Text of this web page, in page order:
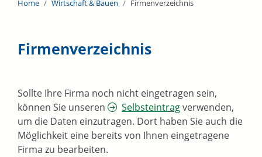
Home Wirtschaft & Bauen Firmenverzeichnis
Firmenverzeichnis
Sollte Ihre Firma noch nicht eingetragen sein,
können Sie unseren
Selbsteintragverwenden,
um die Daten einzutragen. Dort haben Sie auch die
Möglichkeit eine bereits von Ihnen eingetragene
Firma zu bearbeiten.